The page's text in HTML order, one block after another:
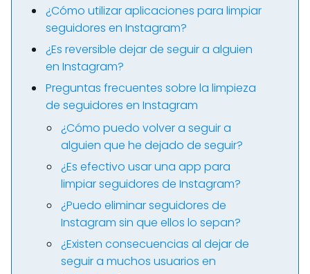
¿Cómo utilizar aplicaciones para limpiar
seguidores en Instagram?
¿Es reversible dejar de seguir a alguien
en Instagram?
Preguntas frecuentes sobre la limpieza
de seguidores en Instagram
¿Cómo puedo volver a seguir a
alguien que he dejado de seguir?
¿Es efectivo usar una app para
limpiar seguidores de Instagram?
¿Puedo eliminar seguidores de
Instagram sin que ellos lo sepan?
¿Existen consecuencias al dejar de
seguir a muchos usuarios en